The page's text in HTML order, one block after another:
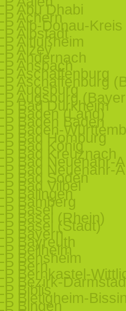
Abu Dhabi
Achern
Alb-Donau-Kreis
Albstadt
Altlußheim
Alzey
Andernach
Ansbach
Aschaffenburg
Aschaffenburg
Augsburg
Augsburg
Bad Dürkheim
Baden (Land)
Baden Baden
Baden-
Bad Homburg
Bad König
Bad Kreuznach
Bad Neuenahr-
Bad Neuenahr-
Bad Soden
Bad Vilbel
Balingen
Bamberg
Basel
Basel (Rhein)
Basel (Stadt)
Bayern
Bayreuth
Bellheim
Bensheim
Bern
Bernkastel-
Bezirk-
Biblis
Bietigheim-
Bingen